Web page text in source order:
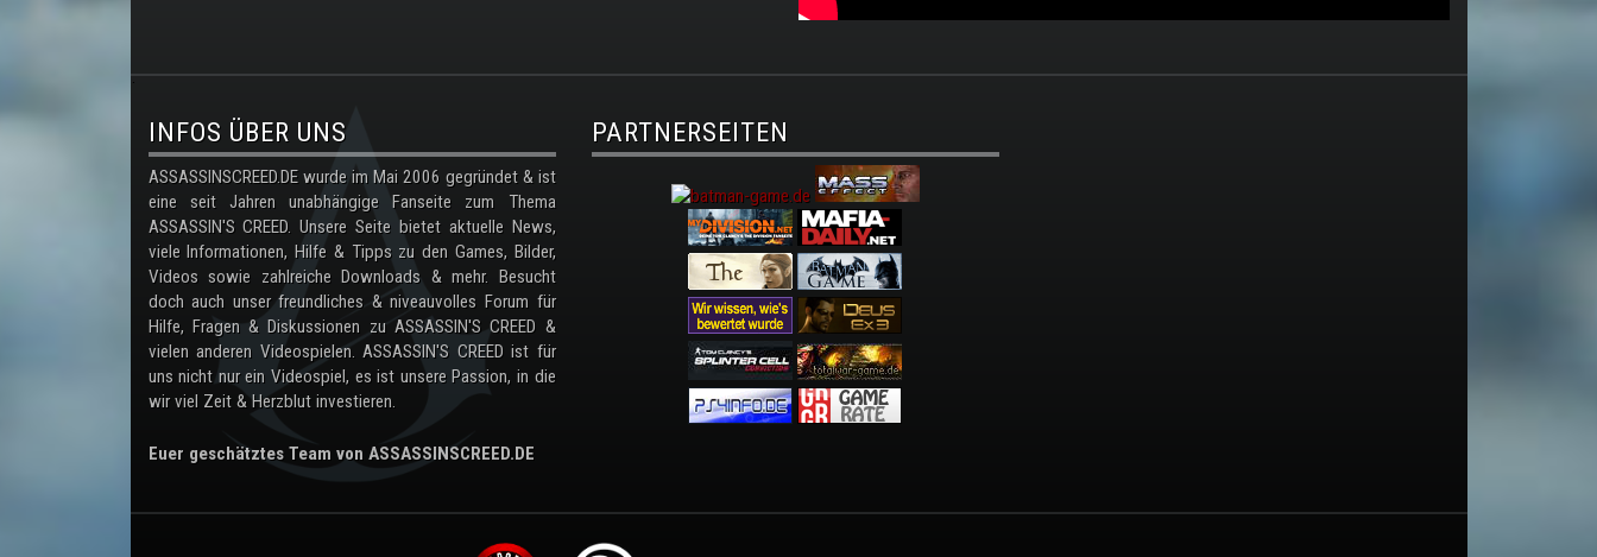
.
INFOS ÜBER UNS
ASSASSINSCREED.DE wurde im Mai 2006 gegründet & ist
eine seit Jahren unabhängige Fanseite zum Thema
ASSASSIN'S CREED. Unsere Seite bietet aktuelle News,
viele Informationen, Hilfe & Tipps zu den Games, Bilder,
Videos sowie zahlreiche Downloads & mehr. Besucht
doch auch unser freundliches & niveauvolles Forum für
Hilfe, Fragen & Diskussionen zu ASSASSIN'S CREED &
vielen anderen Videospielen. ASSASSIN'S CREED ist für
uns nicht nur ein Videospiel, es ist unsere Passion, in die
wir viel Zeit & Herzblut investieren.
Euer geschätztes Team von ASSASSINSCREED.DE
PARTNERSEITEN